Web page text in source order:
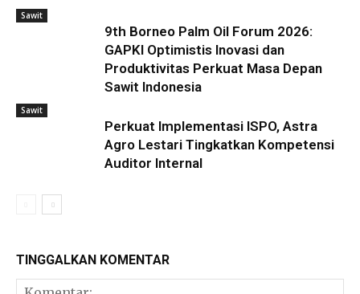
Sawit
9th Borneo Palm Oil Forum 2026:
GAPKI Optimistis Inovasi dan
Produktivitas Perkuat Masa Depan
Sawit Indonesia
Sawit
Perkuat Implementasi ISPO, Astra
Agro Lestari Tingkatkan Kompetensi
Auditor Internal
TINGGALKAN KOMENTAR